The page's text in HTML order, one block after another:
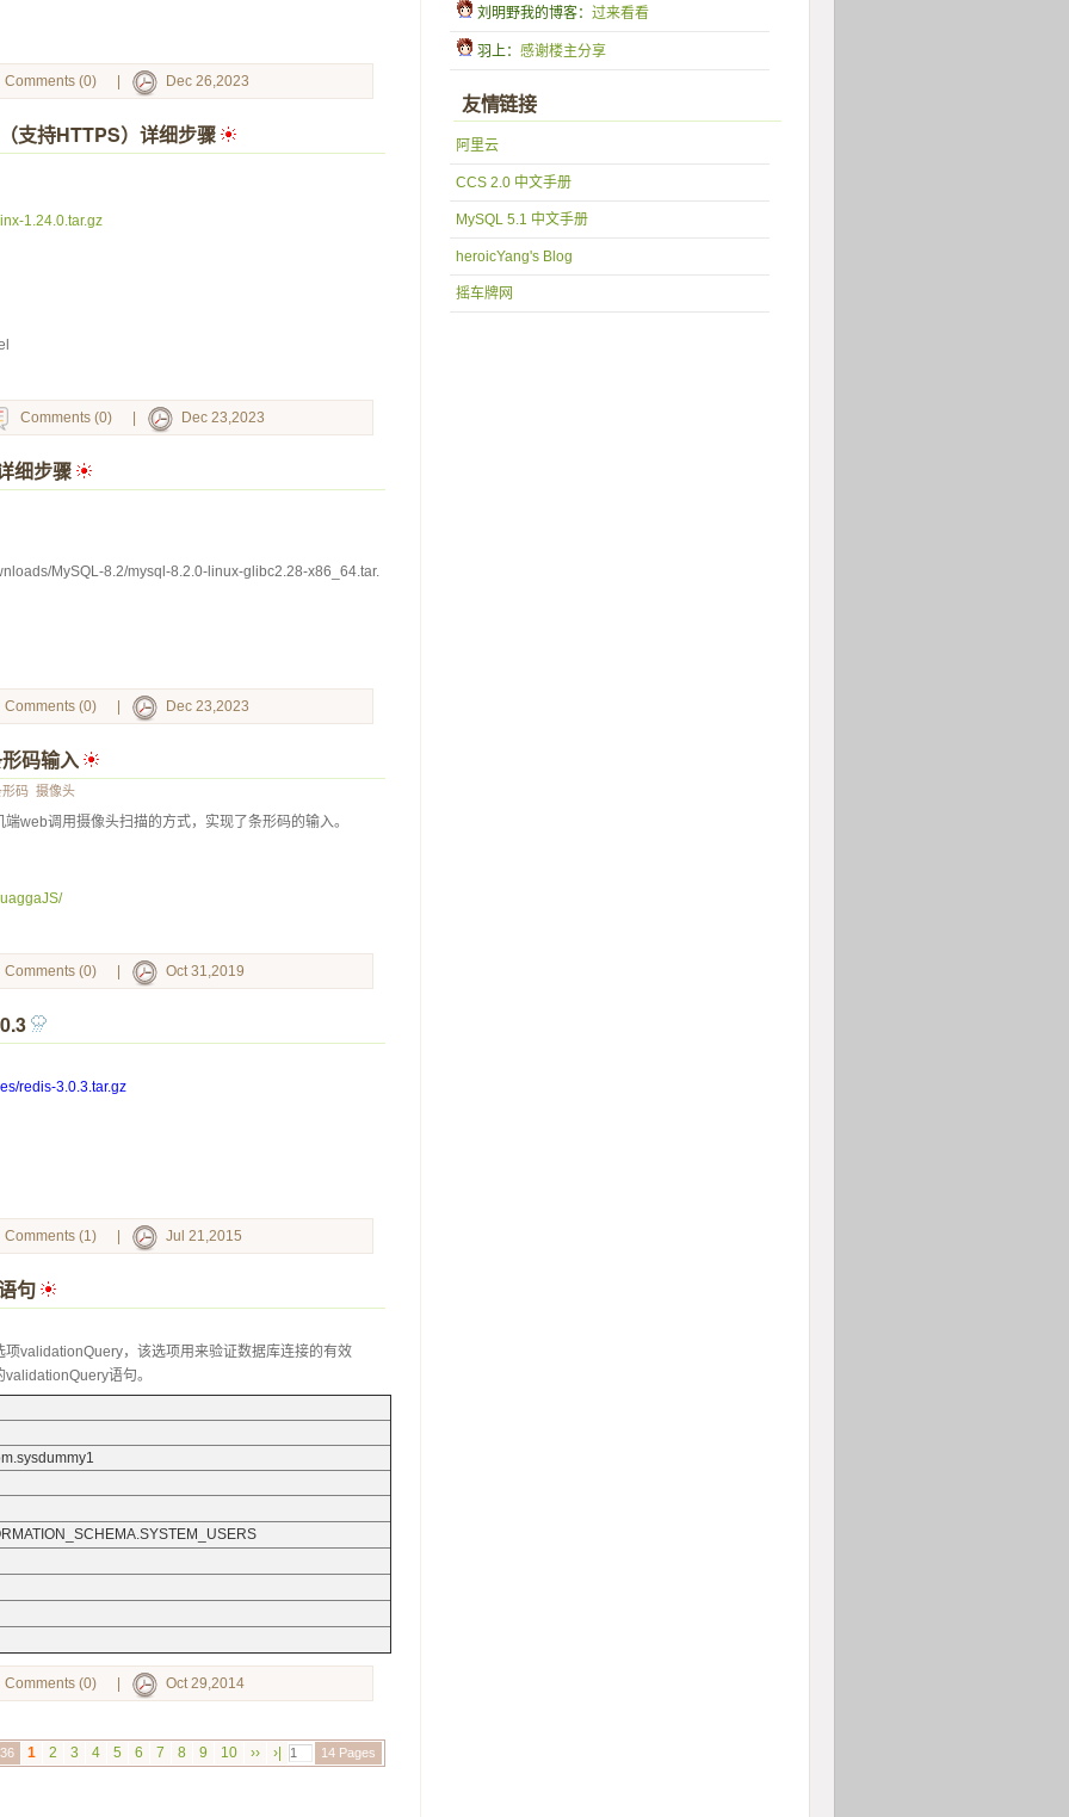
Comments (0) | Dec 26,2023
支持HTTPS）详细步骤
1.24.0.tar.gz
Comments (0) | Dec 23,2023
细步骤
MySQL-8.2/mysql-8.2.0-linux-glibc2.28-x86_64.tar.
Comments (0) | Dec 23,2023
码输入
形码 摄像头
web调用摄像头扫描的方式，实现了条形码的输入。
Comments (0) | Oct 31,2019
redis-3.0.3.tar.gz
Comments (1) | Jul 21,2015
句
validationQuery，该选项用来验证数据库连接的有效
语句。
Comments (0) | Oct 29,2014
1 2 3 4 5 6 7 8 9 10 ›› ›| 14 Pages
刘明野我的博客： 过来看看
羽上： 感谢楼主分享
友情链接
阿里云
CCS 2.0 中文手册
MySQL 5.1 中文手册
heroicYang's Blog
摇车牌网